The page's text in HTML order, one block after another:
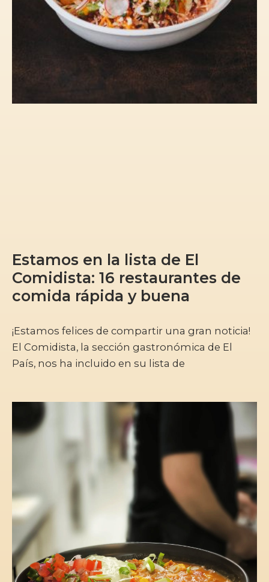
Estamos en la lista de El
Comidista: 16 restaurantes de
comida rápida y buena
¡Estamos felices de compartir una gran noticia!
El Comidista, la sección gastronómica de El
País, nos ha incluido en su lista de